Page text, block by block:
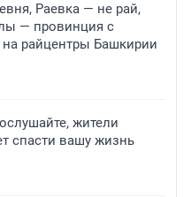
Раевка — не рай,
— провинция с
райцентры Башкирии
жители
спасти вашу жизнь